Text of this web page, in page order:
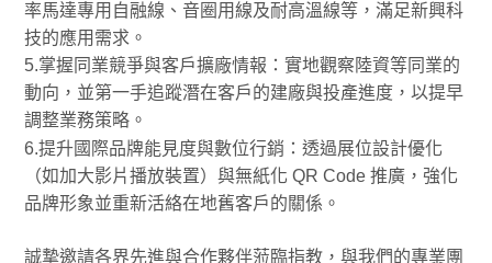
率馬達專用自融線、音圈用線及耐高溫線等，滿足新興科
技的應用需求。
5.掌握同業競爭與客戶擴廠情報：實地觀察陸資等同業的
動向，並第一手追蹤潛在客戶的建廠與投產進度，以提早
調整業務策略。
6.提升國際品牌能見度與數位行銷：透過展位設計優化
（如加大影片播放裝置）與無紙化 QR Code推廣，強化
品牌形象並重新活絡在地舊客戶的關係。
誠摯邀請各界先進與合作夥伴蒞臨指教，與我們的專業團